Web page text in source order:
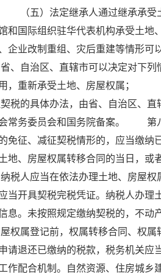
（五）法定继承人通过继承承
和国际组织驻华代表机构承受
企业改制重组、灾后重建等情形可
自治区、直辖市可以决定对下
，重新承受土地、房屋权属；
的具体办法，由省、自治区、直
会常务委员会和国务院备案。 第
的免征、减征契税情形的，应当
地、房屋权属转移合同的当日，或
人应当在依法办理土地、房屋
开具契税完税凭证。纳税人办理
息。未按照规定缴纳契税的，不动
登记前，权属转移合同、权属
申请退还已缴纳的税款，税务机
作配合机制。自然资源、住房城乡